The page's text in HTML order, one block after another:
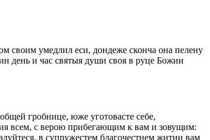
своим умедлил еси, дондеже сконча она пелену
день и час святыя души своя в руце Божии
гробнице, юже уготовасте себе,
всем, с верою прибегающим к вам и зовущим:
в супружестем благочестнем житии вам